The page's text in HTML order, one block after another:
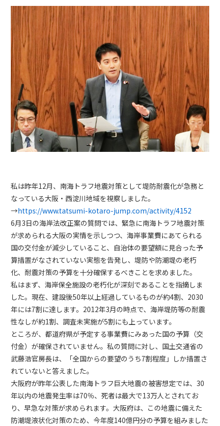
私は昨年12月、南海トラフ地震対策として堤防耐震化が急務と
なっている大阪・西淀川地域を視察しました。
→https://www.tatsumi-kotaro-jump.com/activity/4152
6月3日の海岸法改正案の質問では、緊急に南海トラフ地震対策
が求められる大阪の実情を示しつつ、海岸事業費にあてられる
国の交付金が減少していること、自治体の要望額に見合った予
算措置がなされていない実態を告発し、堤防や防潮堤の老朽
化、耐震対策の予算を十分確保するべきことを求めました。
私はまず、海岸保全施設の老朽化が深刻であることを指摘しま
した。現在、建設後50年以上経過しているものが約4割、2030
年には7割に達します。2012年3月の時点で、海岸堤防等の耐震
性なしが約1割、調査未実施が5割にも上っています。
ところが、都道府県が予定する事業費にみあった国の予算（交
付金）が確保されていません。私の質問に対し、国土交通省の
武藤浩官房長は、「全国からの要望のうち7割程度」しか措置さ
れていないと答えました。
大阪府が昨年公表した南海トラフ巨大地震の被害想定では、30
年以内の地震発生率は70％、死者は最大で13万人とされてお
り、早急な対策が求められます。大阪府は、この地震に備えた
防潮堤液状化対策のため、今年度140億円分の予算を組みました